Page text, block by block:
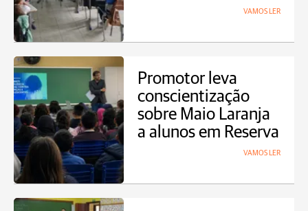
VAMOS LER
Promotor leva
conscientização
sobre Maio Laranja
a alunos em Reserva
VAMOS LER